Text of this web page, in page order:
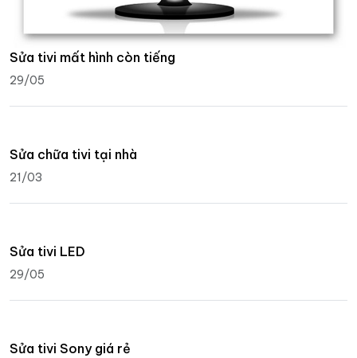
Sửa tivi mất hình còn tiếng
29/05
Sửa chữa tivi tại nhà
21/03
Sửa tivi LED
29/05
Sửa tivi Sony giá rẻ